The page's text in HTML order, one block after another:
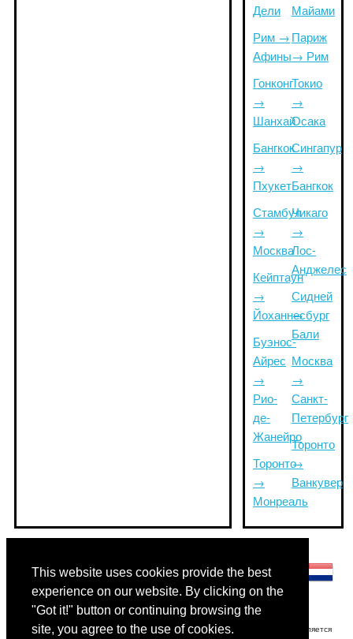
This website uses cookies provide the best
experience on our website. By clicking on the
"Got it!" button or continuing browsing the
site, you agree to the use of cookies.
Дели
Рим →
Афины
Гонконг
→
Шанхай
Бангкок
→
Пхукет
Стамбул
→
Москва
Кейптаун
→
Йоханнесбург
Буэнос-
Айрес
→
Рио-
де-
Жанейро
Торонто
→
Монреаль
Майами
Париж
→ Рим
Токио
→
Осака
Сингапур
→
Бангкок
Чикаго
→
Лос-
Анджелес
Сидней
→
Бали
Москва
→
Санкт-
Петербург
Торонто
→
Ванкувер
Отказ от ответственности: Информация, отображаемая на этом сайте, является